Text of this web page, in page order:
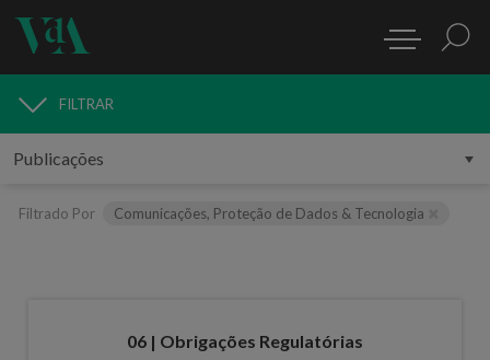
PUBLICAÇÕES
FILTRAR
Filtrado Por Comunicações, Proteção de Dados & Tecnologia
06 | Obrigações Regulatórias